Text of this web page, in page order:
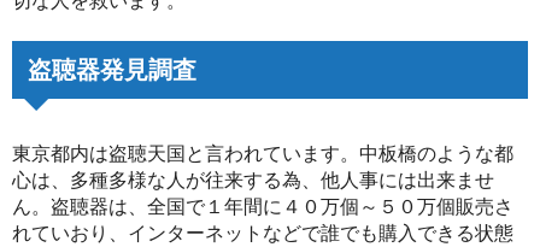
盗聴器発見調査
東京都内は盗聴天国と言われています。中板橋のような都
心は、多種多様な人が往来する為、他人事には出来ませ
ん。盗聴器は、全国で１年間に４０万個～５０万個販売さ
れていおり、インターネットなどで誰でも購入できる状態